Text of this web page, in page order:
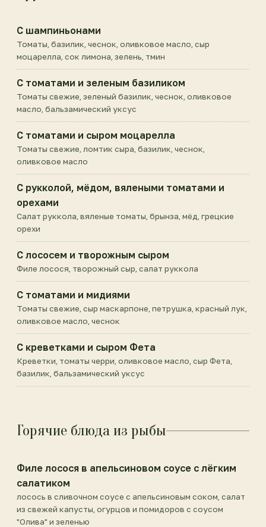
С шампиньонами
Томаты, базилик, чеснок, оливковое масло, сыр
моцарелла, сок лимона, зелень, тмин
С томатами и зеленым базиликом
Томаты свежие, зеленый базилик, чеснок, оливковое
масло, бальзамический уксус
С томатами и сыром моцарелла
Томаты свежие, ломтик сыра, базилик, чеснок,
оливковое масло
С рукколой, мёдом, вялеными томатами и
орехами
Салат руккола, вяленые томаты, брынза, мёд, грецкие
орехи
С лососем и творожным сыром
Филе лосося, творожный сыр, салат руккола
С томатами и мидиями
Томаты свежие, сыр маскарпоне, петрушка, красный лук,
оливковое масло, чеснок
С креветками и сыром Фета
Креветки, томаты черри, оливковое масло, сыр Фета,
базилик, бальзамический уксус
Горячие блюда из рыбы
Филе лосося в апельсиновом соусе с лёгким
салатиком
лосось в сливочном соусе с апельсиновым соком, салат
из свежей капусты, огурцов и помидоров с соусом
"Олива" и зеленью